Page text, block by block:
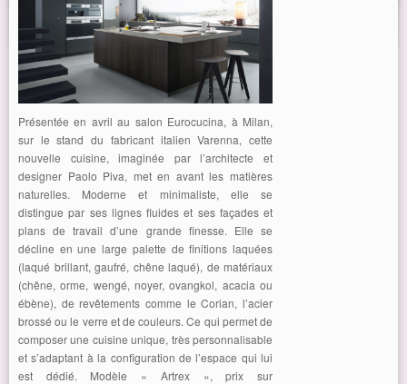
Présentée en avril au salon Eurocucina, à Milan,
sur le stand du fabricant italien Varenna, cette
nouvelle cuisine, imaginée par l’architecte et
designer Paolo Piva, met en avant les matières
naturelles. Moderne et minimaliste, elle se
distingue par ses lignes fluides et ses façades et
plans de travail d’une grande finesse. Elle se
décline en une large palette de finitions laquées
(laqué brillant, gaufré, chêne laqué), de matériaux
(chêne, orme, wengé, noyer, ovangkol, acacia ou
ébène), de revêtements comme le Corian, l’acier
brossé ou le verre et de couleurs. Ce qui permet de
composer une cuisine unique, très personnalisable
et s’adaptant à la configuration de l’espace qui lui
est dédié. Modèle « Artrex », prix sur